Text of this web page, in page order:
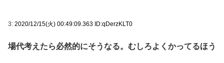
3: 2020/12/15(火) 00:49:09.363 ID:qDerzKLT0
場代考えたら必然的にそうなる。むしろよくかってるほう